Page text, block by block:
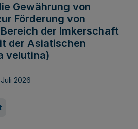
Gewährung von
Förderung von
der Imkerschaft
der Asiatischen
velutina)
2026